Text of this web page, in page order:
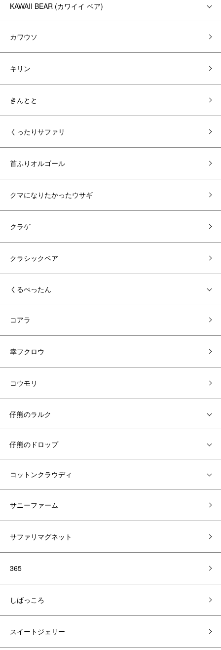
KAWAII BEAR (カワイイ ベア)
カワウソ
キリン
きんとと
くったりサファリ
首ふりオルゴール
クマになりたかったウサギ
クラゲ
クラシックベア
くるぺったん
コアラ
幸フクロウ
コウモリ
仔熊のラルク
仔熊のドロップ
コットンクラウディ
サニーファーム
サファリマグネット
365
しばっころ
スイートジェリー